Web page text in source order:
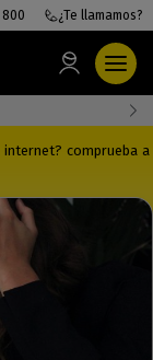
800 ¿Te llamamos?
internet? comprueba